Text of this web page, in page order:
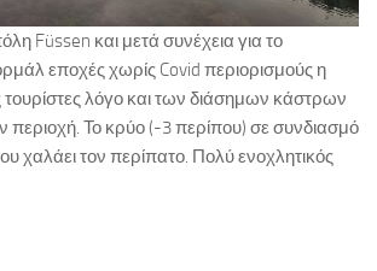
Füssen και μετά συνέχεια για το
εποχές χωρίς Covid περιορισμούς η
λόγο και των διάσημων κάστρων
περιοχή. Το κρύο (-3 περίπου) σε συνδιασμό
χαλάει τον περίπατο. Πολύ ενοχλητικός